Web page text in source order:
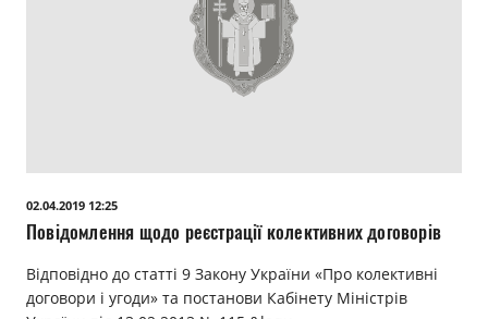
02.04.2019 12:25
Повідомлення щодо реєстрації колективних договорів
Відповідно до статті 9 Закону України «Про колективні
договори і угоди» та постанови Кабінету Міністрів